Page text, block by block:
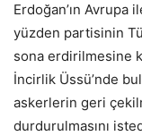
Erdoğan’ın Avrupa
yüzden partisinin
sona erdirilmesine
İncirlik Üssü’nde
askerlerin geri
durdurulmasını